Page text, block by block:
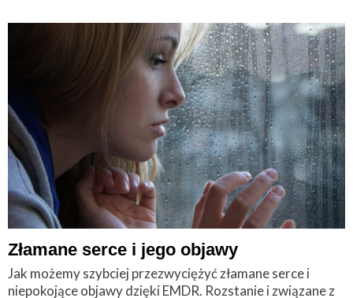
Złamane serce i jego objawy
Jak możemy szybciej przezwyciężyć złamane serce i
niepokojące objawy dzięki EMDR. Rozstanie i związane z